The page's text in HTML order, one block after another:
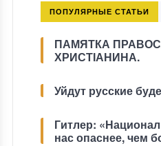
ПОПУЛЯРНЫЕ СТАТЬИ
ПАМЯТКА
ХРИСТІАНИНА.
Уйдут русские
Гитлер:
нас опаснее, чем